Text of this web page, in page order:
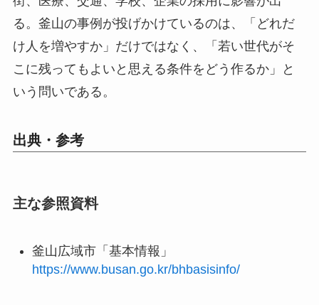
る。釜山の事例が投げかけているのは、「どれだ
け人を増やすか」だけではなく、「若い世代がそ
こに残ってもよいと思える条件をどう作るか」と
いう問いである。
出典・参考
主な参照資料
釜山広域市「基本情報」
https://www.busan.go.kr/bhbasisinfo/